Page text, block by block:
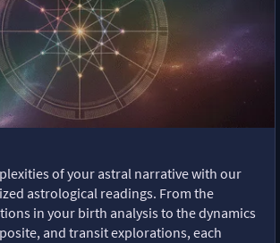
of your astral narrative with our
astrological readings. From the
in your birth analysis to the dynamics
and transit explorations, each